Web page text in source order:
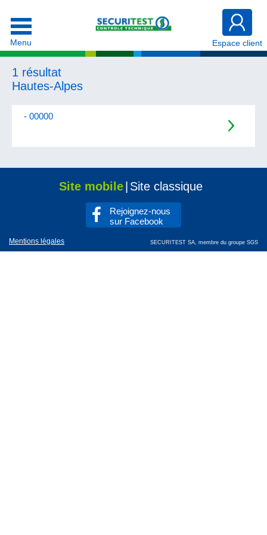
Menu Espace client
1 résultat
Hautes-Alpes
- 00000
Site mobile Site classique
Rejoignez-nous
sur Facebook
Mentions légales SECURITEST SA, membre du groupe SGS